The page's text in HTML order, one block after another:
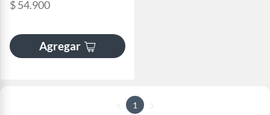
$ 54.900
Agregar
1